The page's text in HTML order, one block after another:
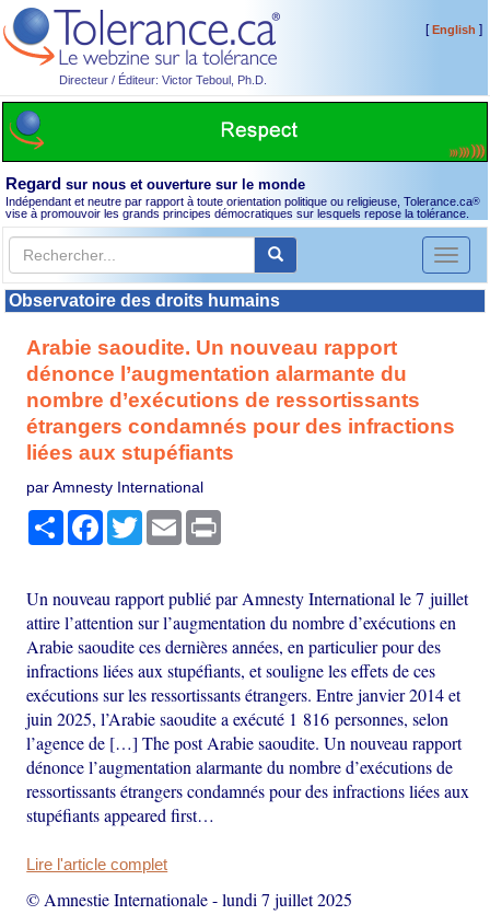
Directeur / Éditeur: Victor Teboul, Ph.D.
[English ]
Regard sur nous et ouverture sur le monde
Indépendant et neutre par rapport à toute orientation politique ou religieuse, Tolerance.ca®
vise à promouvoir les grands principes démocratiques sur lesquels repose la tolérance.
Toggle
Observatoire des droits humains
Arabie saoudite. Un nouveau rapport
dénonce l’augmentation alarmante du
nombre d’exécutions de ressortissants
étrangers condamnés pour des infractions
liées aux stupéfiants
par Amnesty International
PartagerFacebook
TwitterEmail
Un nouveau rapport publié par Amnesty International le 7 juillet
attire l’attention sur l’augmentation du nombre d’exécutions en
Arabie saoudite ces dernières années, en particulier pour des
infractions liées aux stupéfiants, et souligne les effets de ces
exécutions sur les ressortissants étrangers. Entre janvier 2014 et
juin 2025, l’Arabie saoudite a exécuté 1 816 personnes, selon
l’agence de […] The post Arabie saoudite. Un nouveau rapport
dénonce l’augmentation alarmante du nombre d’exécutions de
ressortissants étrangers condamnés pour des infractions liées aux
stupéfiants appeared first…
Lire l'article complet
© Amnestie Internationale-lundi 7 juillet 2025